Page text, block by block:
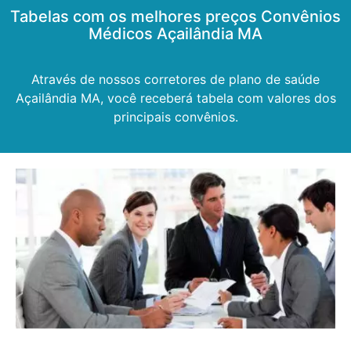
Tabelas com os melhores preços Convênios
Médicos Açailândia MA
Através de nossos corretores de plano de saúde
Açailândia MA, você receberá tabela com valores dos
principais convênios.